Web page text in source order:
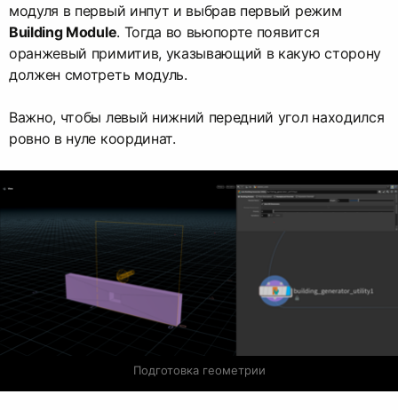
модуля в первый инпут и выбрав первый режим
Building Module. Тогда во вьюпорте появится
оранжевый примитив, указывающий в какую сторону
должен смотреть модуль.
Важно, чтобы левый нижний передний угол находился
ровно в нуле координат.
Подготовка геометрии